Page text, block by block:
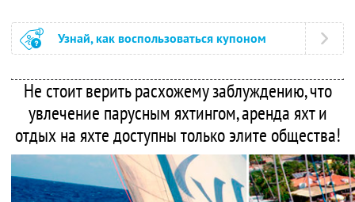
Узнай, как воспользоваться купоном
Не стоит верить расхожему заблуждению, что
увлечение парусным яхтингом, аренда яхт и
отдых на яхте доступны только элите общества!